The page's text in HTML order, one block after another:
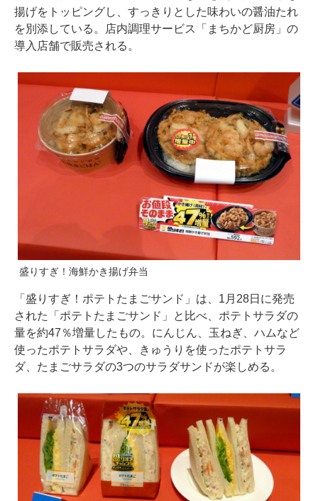
揚げをトッピングし、すっきりとした味わいの醤油たれ
を別添している。店内調理サービス「まちかど厨房」の
導入店舗で販売される。
盛りすぎ！海鮮かき揚げ弁当
「盛りすぎ！ポテトたまごサンド」は、1月28日に発売
された「ポテトたまごサンド」と比べ、ポテトサラダの
量を約47％増量したもの。にんじん、玉ねぎ、ハムなど
使ったポテトサラダや、きゅうりを使ったポテトサラ
ダ、たまごサラダの3つのサラダサンドが楽しめる。